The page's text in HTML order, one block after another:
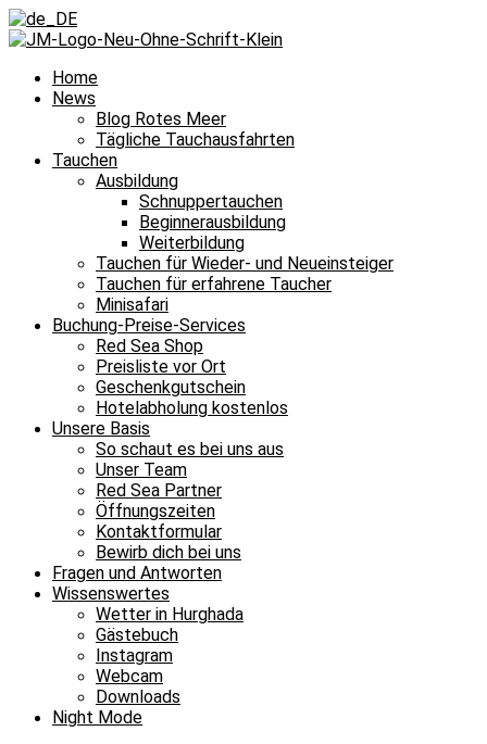
Home
News
Blog Rotes Meer
Tägliche Tauchausfahrten
Tauchen
Ausbildung
Schnuppertauchen
Beginnerausbildung
Weiterbildung
Tauchen für Wieder- und Neueinsteiger
Tauchen für erfahrene Taucher
Minisafari
Buchung-Preise-Services
Red Sea Shop
Preisliste vor Ort
Geschenkgutschein
Hotelabholung kostenlos
Unsere Basis
So schaut es bei uns aus
Unser Team
Red Sea Partner
Öffnungszeiten
Kontaktformular
Bewirb dich bei uns
Fragen und Antworten
Wissenswertes
Wetter in Hurghada
Gästebuch
Instagram
Webcam
Downloads
Night Mode